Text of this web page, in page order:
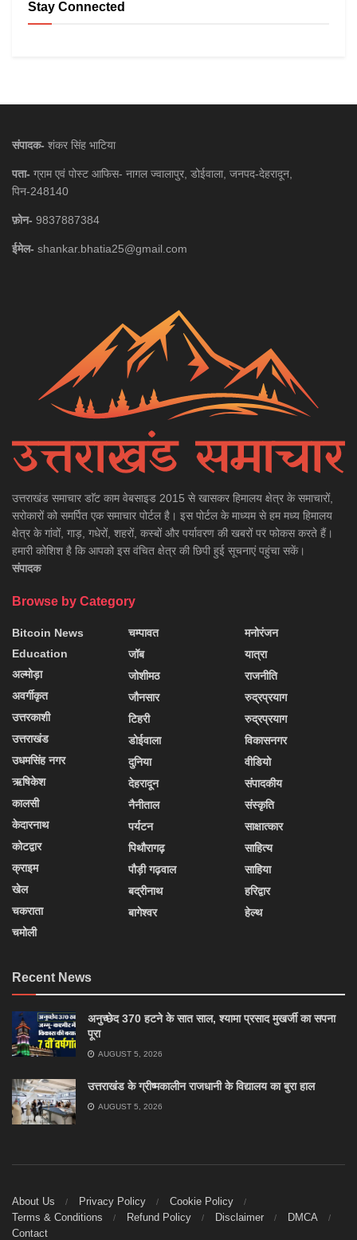
Stay Connected
संपादक- शंकर सिंह भाटिया
पता- ग्राम एवं पोस्ट आफिस- नागल ज्वालापुर, डोईवाला, जनपद-देहरादून,
पिन-248140
फ़ोन- 9837887384
ईमेल- shankar.bhatia25@gmail.com
उत्तराखंड समाचार डाॅट काम वेबसाइड 2015 से खासकर हिमालय क्षेत्र के समाचारों,
सरोकारों को समर्पित एक समाचार पोर्टल है। इस पोर्टल के माध्यम से हम मध्य हिमालय
क्षेत्र के गांवों, गाड़, गधेरों, शहरों, कस्बों और पर्यावरण की खबरों पर फोकस करते हैं।
हमारी कोशिश है कि आपको इस वंचित क्षेत्र की छिपी हुई सूचनाएं पहुंचा सकें।
संपादक
Browse by Category
Bitcoin News
Education
अल्मोड़ा
अवर्गीकृत
उत्तरकाशी
उत्तराखंड
उधमसिंह नगर
ऋषिकेश
कालसी
केदारनाथ
कोटद्वार
क्राइम
खेल
चकराता
चमोली
चम्पावत
जॉब
जोशीमठ
जौनसार
टिहरी
डोईवाला
दुनिया
देहरादून
नैनीताल
पर्यटन
पिथौरागढ़
पौड़ी गढ़वाल
बद्रीनाथ
बागेश्वर
मनोरंजन
यात्रा
राजनीति
रुद्रप्रयाग
रुद्रप्रयाग
विकासनगर
वीडियो
संपादकीय
संस्कृति
साक्षात्कार
साहित्य
साहिया
हरिद्वार
हेल्थ
Recent News
अनुच्छेद 370 हटने के सात साल, श्यामा प्रसाद मुखर्जी का सपना
पूरा
AUGUST 5, 2026
उत्तराखंड के ग्रीष्मकालीन राजधानी के विद्यालय का बुरा हाल
AUGUST 5, 2026
About Us Privacy Policy
Cookie Policy
Terms & Conditions
Refund Policy Disclaimer
DMCA
Contact